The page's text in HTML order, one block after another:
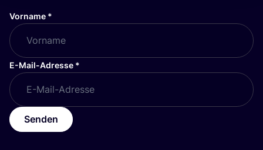
Vorname *
E-Mail-Adresse *
Senden